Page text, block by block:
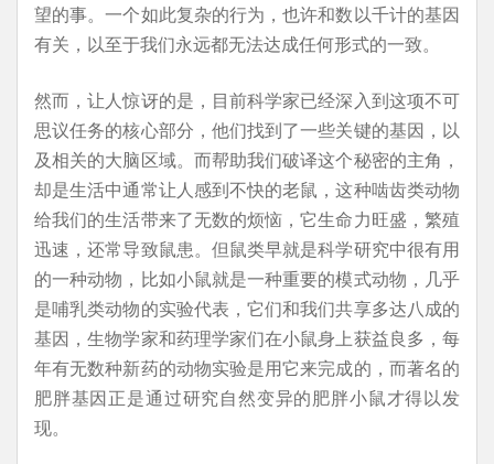
望的事。一个如此复杂的行为，也许和数以千计的基因
有关，以至于我们永远都无法达成任何形式的一致。
然而，让人惊讶的是，目前科学家已经深入到这项不可
思议任务的核心部分，他们找到了一些关键的基因，以
及相关的大脑区域。而帮助我们破译这个秘密的主角，
却是生活中通常让人感到不快的老鼠，这种啮齿类动物
给我们的生活带来了无数的烦恼，它生命力旺盛，繁殖
迅速，还常导致鼠患。但鼠类早就是科学研究中很有用
的一种动物，比如小鼠就是一种重要的模式动物，几乎
是哺乳类动物的实验代表，它们和我们共享多达八成的
基因，生物学家和药理学家们在小鼠身上获益良多，每
年有无数种新药的动物实验是用它来完成的，而著名的
肥胖基因正是通过研究自然变异的肥胖小鼠才得以发
现。